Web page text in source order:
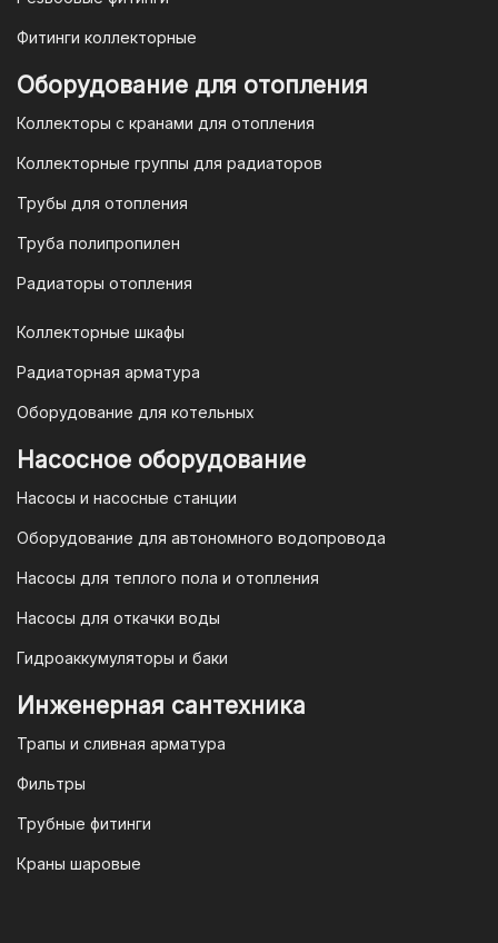
организаций и ИП необходимо
связаться с оптовым отделом
электронную почту
opt@mail.ru
Гарантия и условия гарантии
магазине "TIM-com Россия" Вы можете
быть уверены в том, что мы действуем
в рамках действующего
Законодательства Российской
Федерации и Ваши права, как
отопительной техники (котлы, газовые
монтажа, необходимо вызывать
специалиста из
ЦЕНТРА на первый запуск
оборудования (пуско-наладочные
Фитинги коллекторные
Оборудование для отопления
Коллекторы с кранами для отопления
Коллекторные группы для радиаторов
Трубы для отопления
Труба полипропилен
Радиаторы отопления
Коллекторные шкафы
Радиаторная арматура
Оборудование для котельных
Насосное оборудование
Насосы и насосные станции
Оборудование для автономного водопровода
Насосы для теплого пола и отопления
Насосы для откачки воды
Гидроаккумуляторы и баки
Инженерная сантехника
Трапы и сливная арматура
Фильтры
Трубные фитинги
Краны шаровые